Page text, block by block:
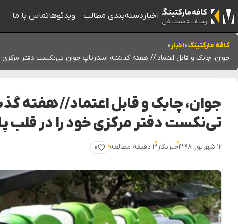
اخبار دسته‌بندی مطالب ویدئوهاتماس با ما
کافه مارکتینگ»اخبار»
جوان، چابک و قابل اعتماد // هفته گذشته استارتاپ جوان تی‌نکست دفتر مرکزی
جوان، چابک و قابل اعتماد // هفته
تی‌نکست دفتر مرکزی خود را در قلب
۱۲ شهریور ۱۳۹۸ خبرنگار۳ دقیقه مطالعه ۰
پسندیدن